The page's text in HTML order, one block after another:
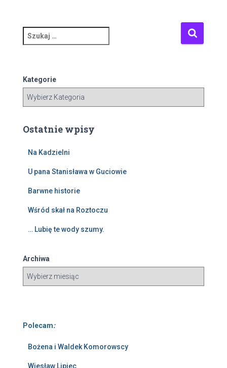
z
a
j
Kategorie
Ostatnie wpisy
Na Kadzielni
U pana Stanisława w Guciowie
Barwne historie
Wśród skał na Roztoczu
… Lubię te wody szumy.
Archiwa
Polecam:
Bożena i Waldek Komorowscy
Wiesław Lipiec